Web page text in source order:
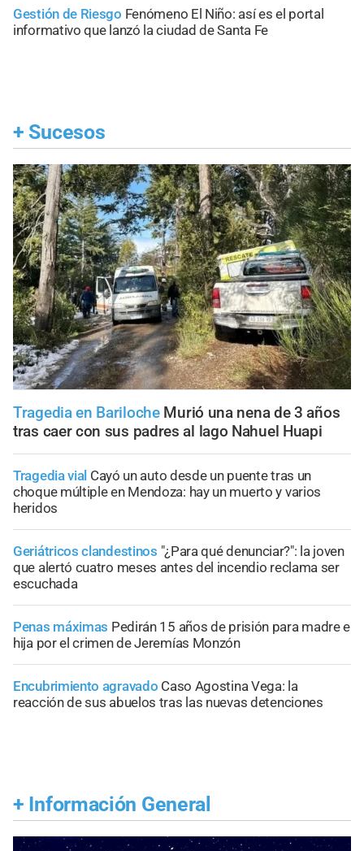
Gestión de Riesgo Fenómeno El Niño: así es el portal
informativo que lanzó la ciudad de Santa Fe
+ Sucesos
Tragedia en Bariloche Murió una nena de 3 años
tras caer con sus padres al lago Nahuel Huapi
Tragedia vial Cayó un auto desde un puente tras un
choque múltiple en Mendoza: hay un muerto y varios
heridos
Geriátricos clandestinos "¿Para qué denunciar?": la joven
que alertó cuatro meses antes del incendio reclama ser
escuchada
Penas máximas Pedirán 15 años de prisión para madre e
hija por el crimen de Jeremías Monzón
Encubrimiento agravado Caso Agostina Vega: la
reacción de sus abuelos tras las nuevas detenciones
+ Información General